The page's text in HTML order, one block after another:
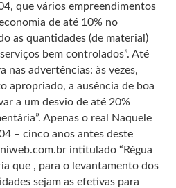
que vários empreendimentos
de até 10% no
as quantidades (de material)
bem controlados”. Até
nas advertências: às vezes,
apropriado, a ausência de boa
a um desvio de até 20%
Apenas o real Naquele
– cinco anos antes deste
intitulado “Régua
que , para o levantamento dos
sejam as efetivas para